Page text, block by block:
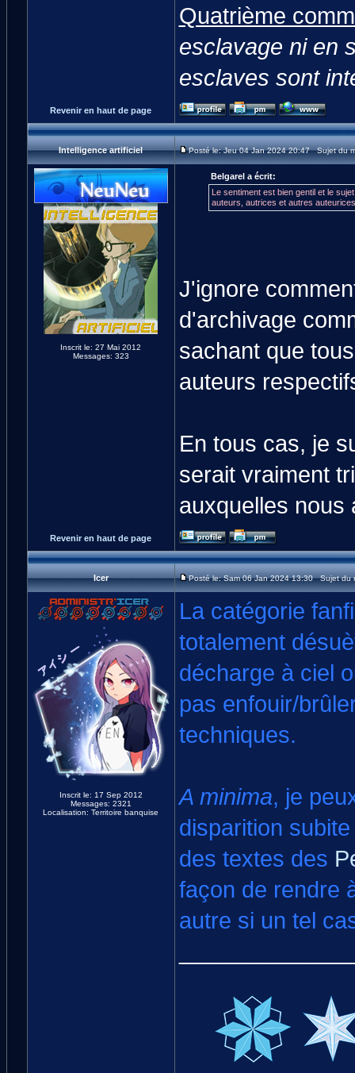
Quatrième
esclavage ni en
esclaves sont
Revenir en haut de page
Intelligence artificiel Posté le: Jeu 04 Jan 2024 20:47 Sujet du
Inscrit le: 27 Mai 2012
Messages: 323
Belgarel a écrit:
Le sentiment est bien gentil et le
auteurs, autrices et autres
J'ignore
d'archivage
sachant que
auteurs
En tous cas, je
serait vraiment
auxquelles nous
Revenir en haut de page
Icer Posté le: Sam 06 Jan 2024 13:30 Sujet du
Inscrit le: 17 Sep 2012
Messages: 2321
Localisation: Territoire banquise
La catégorie
totalement
décharge à ciel
pas enfouir/
techniques.
A minima, je
disparition
des textes des
façon de rendre
autre si un tel